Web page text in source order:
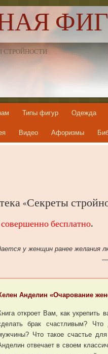
СТРОЙНОСТИ
Типы фигур Одежда
Видео Афоризмы
«Секреты
совершенно бесплатно.
у женщин ранее желания
Анделин «Очарование
откроет Вам, как укрепить
брак счастливым? Что
Что такое счастье
отвечает в своем